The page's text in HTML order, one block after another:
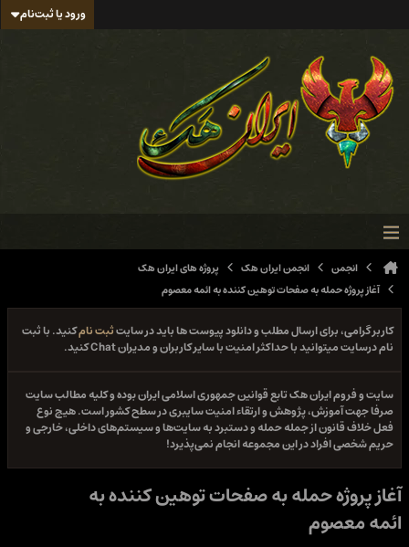
ورود یا ثبت‌نام
انجمن انجمن ایران هک
پروژه های ایران هک
آغاز پروژه حمله به صفحات توهین کننده به ائمه معصوم
کاربر گرامی، برای ارسال مطلب و دانلود پیوست ها باید در سایتثبت نامکنید. با ثبت
نام درسایت میتوانید با حداکثر امنیت با سایر کاربران و مدیران Chat کنید.
سایت و فروم ایران هک تابع قوانین جمهوری اسلامی ایران بوده و کلیه مطالب سایت
صرفا جهت آموزش، پژوهش و ارتقاء امنیت سایبری در سطح کشور است. هیچ نوع
فعل خلاف قانون از جمله حمله و دستبرد به سایت‌ها و سیستم‌های داخلی، خارجی و
حریم شخصی افراد در این مجموعه انجام نمی‌پذیرد!
آغاز پروژه حمله به صفحات توهین کننده به
ائمه معصوم